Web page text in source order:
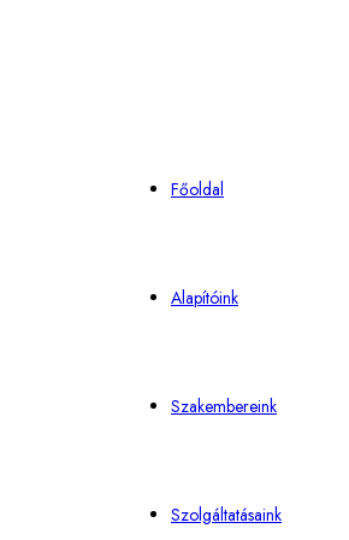
Főoldal
Alapítóink
Szakembereink
Szolgáltatásaink